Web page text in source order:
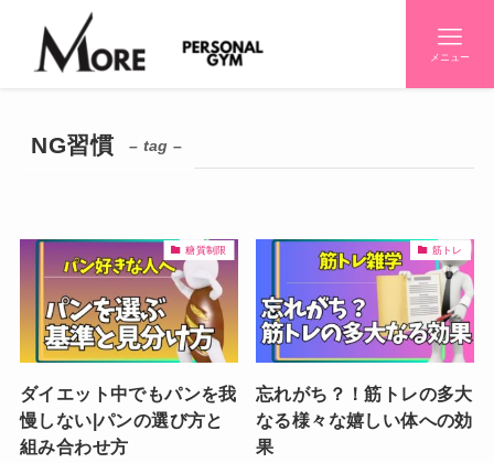
メニュー
NG習慣 – tag –
糖質制限
ダイエット中でもパンを我
慢しない|パンの選び方と
組み合わせ方
筋トレ
忘れがち？！筋トレの多大
なる様々な嬉しい体への効
果